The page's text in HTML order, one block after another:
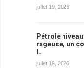
juillet 19, 2026
Pétrole
rageuse, un
l…
juillet 19, 2026